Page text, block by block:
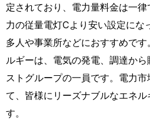
定されており、電力量料金は一
力の従量電灯Cより安い設定にな
多人や事業所などにおすすめで
ルギーは、電気の発電、調達か
ストグループの一員です。電力
て、皆様にリーズナブルなエネル
す。